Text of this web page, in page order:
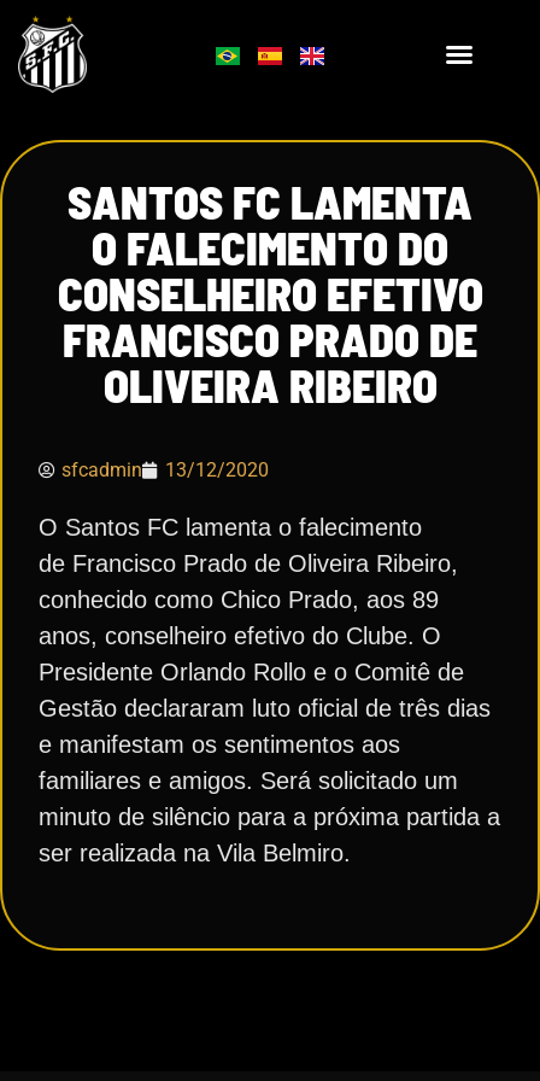
SANTOS FC LAMENTA
O FALECIMENTO DO
CONSELHEIRO EFETIVO
FRANCISCO PRADO DE
OLIVEIRA RIBEIRO
sfcadmin 13/12/2020
O Santos FC lamenta o falecimento
de Francisco Prado de Oliveira Ribeiro,
conhecido como Chico Prado, aos 89
anos, conselheiro efetivo do Clube. O
Presidente Orlando Rollo e o Comitê de
Gestão declararam luto oficial de três dias
e manifestam os sentimentos aos
familiares e amigos. Será solicitado um
minuto de silêncio para a próxima partida a
ser realizada na Vila Belmiro.